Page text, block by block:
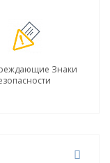
Знаки